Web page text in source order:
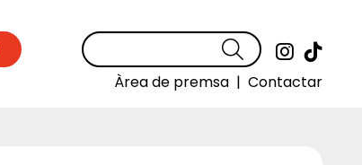
Link a
Cercar
Àrea de premsa | Contactar